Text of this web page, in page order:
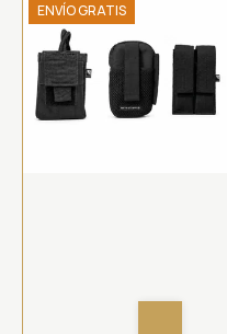
ENVÍO GRATIS